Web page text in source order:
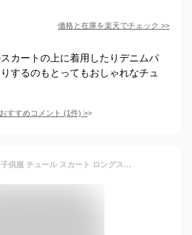
価格と在庫を楽天でチェック >>
カートの上に着用したりデニムパ
するのもとってもおしゃれなチュ
すすめコメント (1件) >
[ＡＷＯＮＧＡＨＩ] 子供服 チュール スカート ロングスカート チュチュスカート ふわふわ マキシ丈 春秋 全8色 ボトムス 女児 女の子 キッズ 子ども ゆったり 可愛い 卒園式 入学式 パーティ 100-160cm (140, ホワイト)